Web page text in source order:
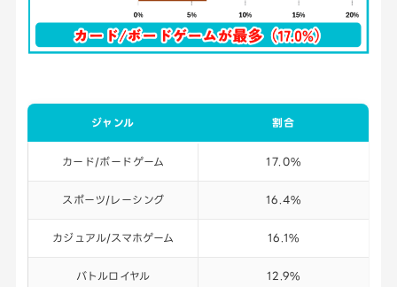
ジャンル 割合
カード/ボードゲーム 17.0%
スポーツ/レーシング 16.4%
カジュアル/スマホゲーム 16.1%
バトルロイヤル 12.9%